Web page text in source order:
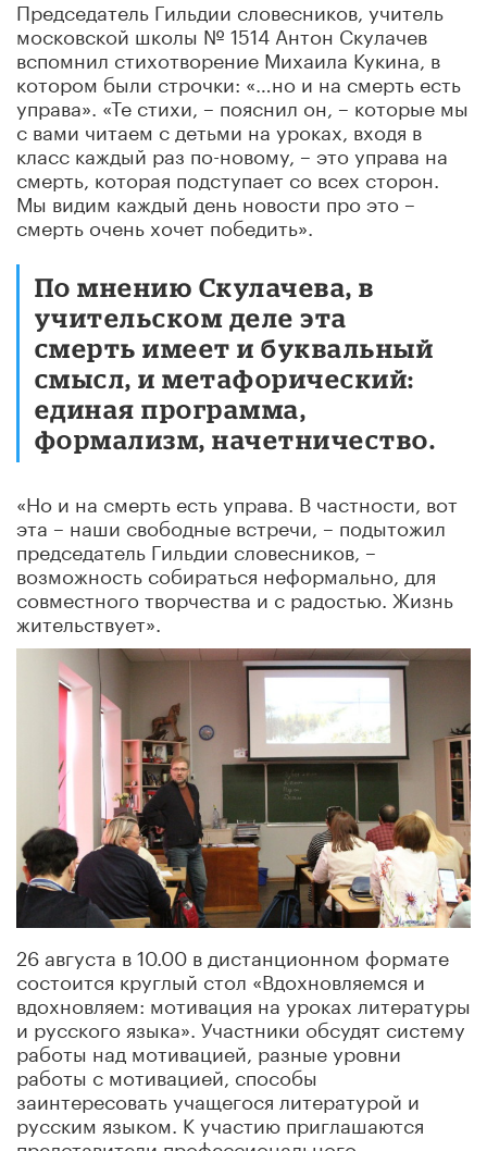
Председатель Гильдии словесников, учитель
московской школы № 1514 Антон Скулачев
вспомнил стихотворение Михаила Кукина, в
котором были строчки: «…но и на смерть есть
управа». «Те стихи, – пояснил он, – которые мы
с вами читаем с детьми на уроках, входя в
класс каждый раз по-новому, – это управа на
смерть, которая подступает со всех сторон.
Мы видим каждый день новости про это –
смерть очень хочет победить».
По мнению Скулачева, в
учительском деле эта
смерть имеет и буквальный
смысл, и метафорический:
единая программа,
формализм, начетничество.
«Но и на смерть есть управа. В частности, вот
эта – наши свободные встречи, – подытожил
председатель Гильдии словесников, –
возможность собираться неформально, для
совместного творчества и с радостью. Жизнь
жительствует».
26 августа в 10.00 в дистанционном формате
состоится круглый стол «Вдохновляемся и
вдохновляем: мотивация на уроках литературы
и русского языка». Участники обсудят систему
работы над мотивацией, разные уровни
работы с мотивацией, способы
заинтересовать учащегося литературой и
русским языком. К участию приглашаются